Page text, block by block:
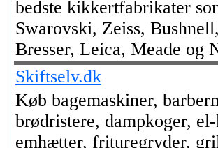
bedste kikkertfabrikater
Swarovski, Zeiss,
Bresser, Leica, Meade og
Skiftselv.dk
Køb bagemaskiner,
brødristere, dampkoger,
emhætter, frituregryder,